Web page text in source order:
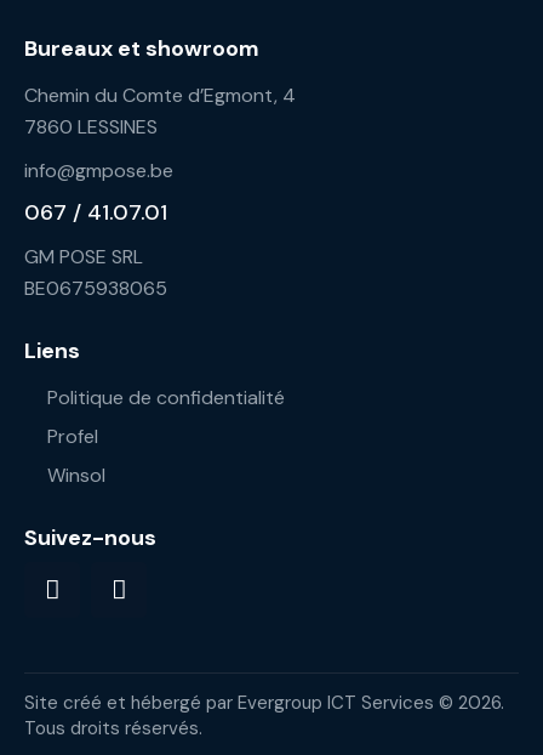
Bureaux et showroom
Chemin du Comte d’Egmont, 4
7860 LESSINES
info@gmpose.be
067 / 41.07.01
GM POSE SRL
BE0675938065
Liens
Politique de confidentialité
Profel
Winsol
Suivez-nous
Site créé et hébergé par Evergroup ICT Services © 2026.
Tous droits réservés.